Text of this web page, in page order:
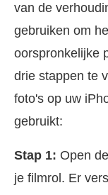
van de
gebruiken om
oorspronkelijke
drie stappen te
foto's op uw
gebruikt:
Stap 1: Open
je filmrol. Er